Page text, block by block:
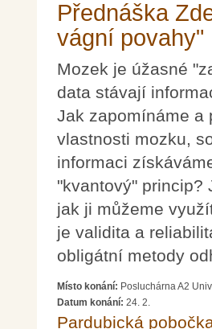
Přednáška
vágní povahy"
Mozek je úžasné
data stávají
Jak zapomínáme a
vlastnosti mozku,
informaci
"kvantový" princip?
jak ji můžeme
je validita a
obligátní metody
Místo konání: Posluchárna A2
Datum konání: 24. 2.
Pardubická